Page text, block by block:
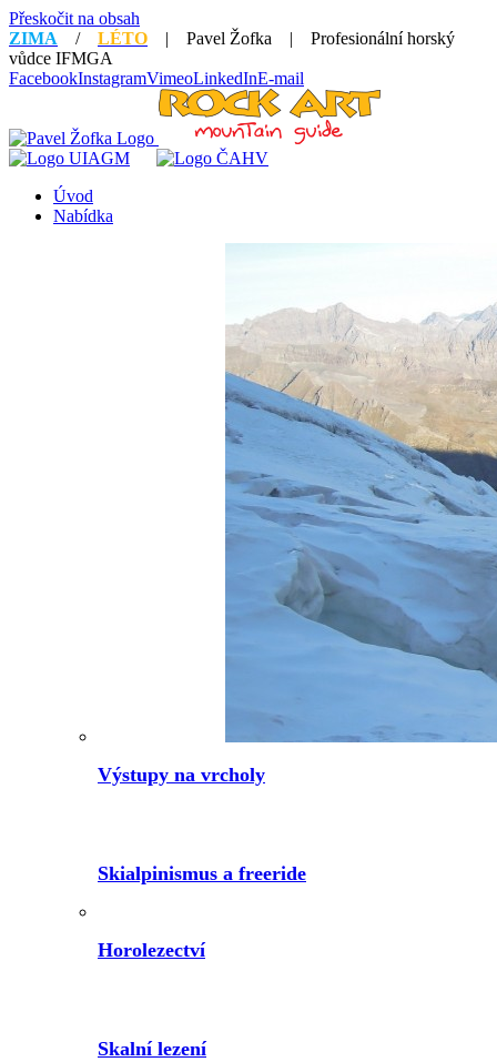
Přeskočit na obsah
ZIMA / LÉTO | Pavel Žofka | Profesionální horský
vůdce IFMGA
FacebookInstagramVimeoLinkedInE-mail
Úvod
Nabídka
Výstupy na vrcholy
Skialpinismus a freeride
Horolezectví
Skalní lezení